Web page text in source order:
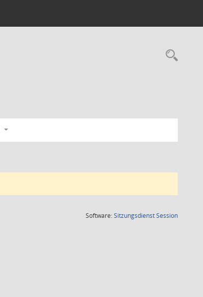
Software:SitzungsdienstSession(Wird in